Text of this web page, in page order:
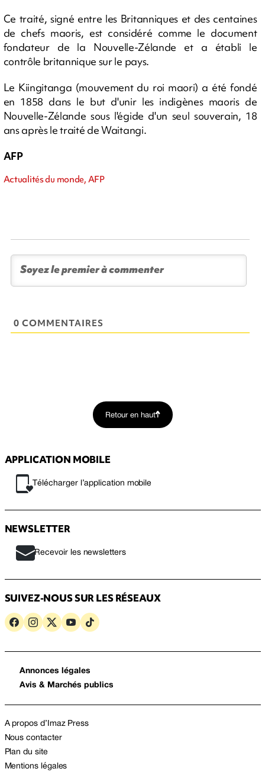
Ce traité, signé entre les Britanniques et des centaines
de chefs maoris, est considéré comme le document
fondateur de la Nouvelle-Zélande et a établi le
contrôle britannique sur le pays.
Le Kiingitanga (mouvement du roi maori) a été fondé
en 1858 dans le but d'unir les indigènes maoris de
Nouvelle-Zélande sous l'égide d'un seul souverain, 18
ans après le traité de Waitangi.
AFP
Actualités du monde, AFP
0 COMMENTAIRES
Retour en haut
APPLICATION MOBILE
Télécharger l’application mobile
NEWSLETTER
Recevoir les newsletters
SUIVEZ-NOUS SUR LES RÉSEAUX
Annonces légales
Avis & Marchés publics
A propos d’Imaz Press
Nous contacter
Plan du site
Mentions légales